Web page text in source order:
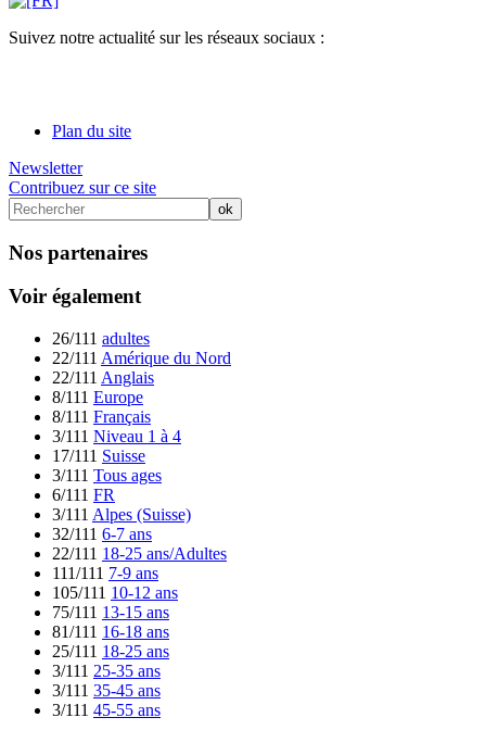
Suivez notre actualité sur les réseaux sociaux :
Plan du site
Newsletter
Contribuez sur ce site
Nos partenaires
Voir également
26/111 adultes
22/111 Amérique du Nord
22/111 Anglais
8/111 Europe
8/111 Français
3/111 Niveau 1 à 4
17/111 Suisse
3/111 Tous ages
6/111 FR
3/111 Alpes (Suisse)
32/111 6-7 ans
22/111 18-25 ans/Adultes
111/111 7-9 ans
105/111 10-12 ans
75/111 13-15 ans
81/111 16-18 ans
25/111 18-25 ans
3/111 25-35 ans
3/111 35-45 ans
3/111 45-55 ans